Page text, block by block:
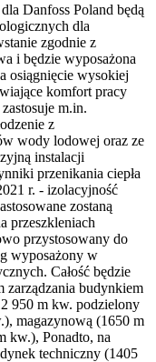
Danfoss Poland będą
dla
zgodnie z
i będzie wyposażona
osiągnięcie wysokiej
komfort pracy
m.in.
z
wody lodowej oraz ze
instalacji
przenikania ciepła
r. - izolacyjność
zostaną
przeszkleniach
przystosowany do
wyposażony w
Całość będzie
zarządzania budynkiem
950 m kw. podzielony
magazynową (1650 m
kw.), Ponadto, na
techniczny (1405